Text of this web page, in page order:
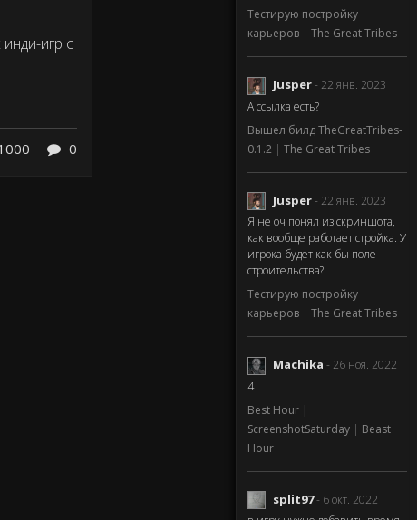
Тестирую постройку
карьеров | The Great Tribes
Jusper- 22 янв. 2023
А ссылка есть?
Вышел билд TheGreatTribes-
0.1.2 | The Great Tribes
Jusper- 22 янв. 2023
Я не оч понял из скриншота,
как вообще работает стройка. У
игрока будет как бы поле
строительства?
Тестирую постройку
карьеров | The Great Tribes
Machika - 26 ноя. 2022
4
Best Hour |
ScreenshotSaturday | Beast
Hour
split97- 6 окт. 2022
игр с
0